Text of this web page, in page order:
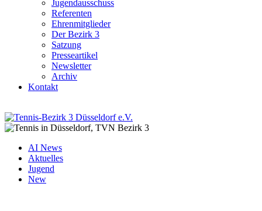
Jugendausschuss
Referenten
Ehrenmitglieder
Der Bezirk 3
Satzung
Presseartikel
Newsletter
Archiv
Kontakt
AI News
Aktuelles
Jugend
New